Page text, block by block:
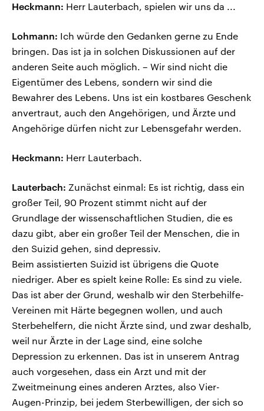
Heckmann: Herr Lauterbach, spielen wir uns da ...
Lohmann: Ich würde den Gedanken gerne zu Ende
bringen. Das ist ja in solchen Diskussionen auf der
anderen Seite auch möglich. – Wir sind nicht die
Eigentümer des Lebens, sondern wir sind die
Bewahrer des Lebens. Uns ist ein kostbares Geschenk
anvertraut, auch den Angehörigen, und Ärzte und
Angehörige dürfen nicht zur Lebensgefahr werden.
Heckmann: Herr Lauterbach.
Lauterbach: Zunächst einmal: Es ist richtig, dass ein
großer Teil, 90 Prozent stimmt nicht auf der
Grundlage der wissenschaftlichen Studien, die es
dazu gibt, aber ein großer Teil der Menschen, die in
den Suizid gehen, sind depressiv.
Beim assistierten Suizid ist übrigens die Quote
niedriger. Aber es spielt keine Rolle: Es sind zu viele.
Das ist aber der Grund, weshalb wir den Sterbehilfe-
Vereinen mit Härte begegnen wollen, und auch
Sterbehelfern, die nicht Ärzte sind, und zwar deshalb,
weil nur Ärzte in der Lage sind, eine solche
Depression zu erkennen. Das ist in unserem Antrag
auch vorgesehen, dass ein Arzt und mit der
Zweitmeinung eines anderen Arztes, also Vier-
Augen-Prinzip, bei jedem Sterbewilligen, der sich so